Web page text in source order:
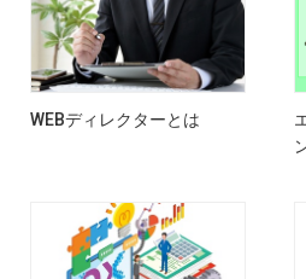
WEBディレクターとは